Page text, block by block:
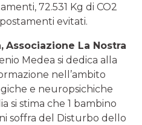
72.531 Kg di CO2
evitati.
Associazione La Nostra
Medea si dedica alla
nell’ambito
e neuropsichiche
si stima che 1 bambino
soffra del Disturbo dello